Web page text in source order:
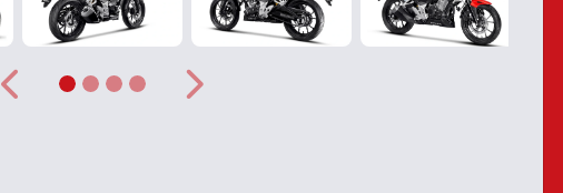
Anterior Próximo